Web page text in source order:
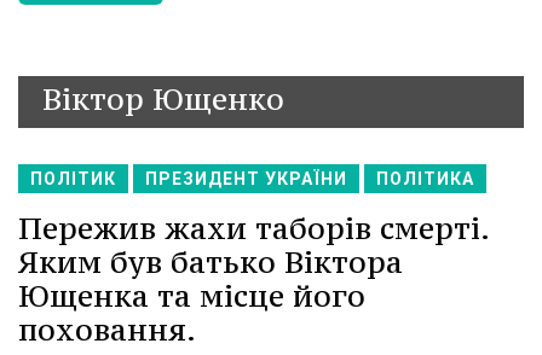
Віктор Ющенко
ПОЛІТИК ПРЕЗИДЕНТ УКРАЇНИ ПОЛІТИКА
Пережив жахи таборів смерті.
Яким був батько Віктора
Ющенка та місце його
поховання.